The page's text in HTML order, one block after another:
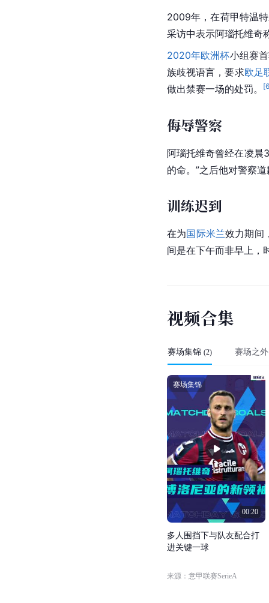
2009年，在荷甲特温
采访中表示阿瑙托维奇
2020年欧洲杯小组赛
族歧视语言，要求欧足
做出禁赛一场的处罚。
[
侮辱警察
阿瑙托维奇曾经在凌晨
的命。”之后他对警察
训练迟到
在为国际米兰效力期间
间是在下午而非早上，
视频合集
赛场集锦 (2) 赛场之外
00:20
赛场集锦
多 人 围 挡下与队友配合打
进关键一球
来源：意甲联赛SerieA